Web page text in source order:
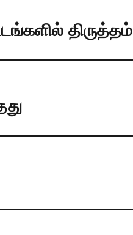
திருத்தம்